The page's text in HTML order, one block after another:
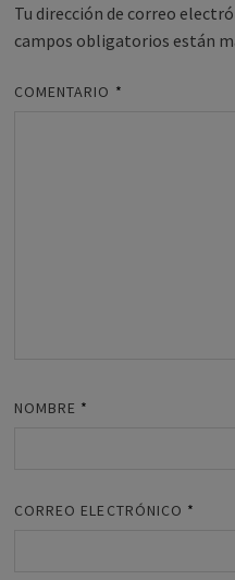
Tu dirección de correo
campos obligatorios están
COMENTARIO *
NOMBRE *
CORREO ELECTRÓNICO *